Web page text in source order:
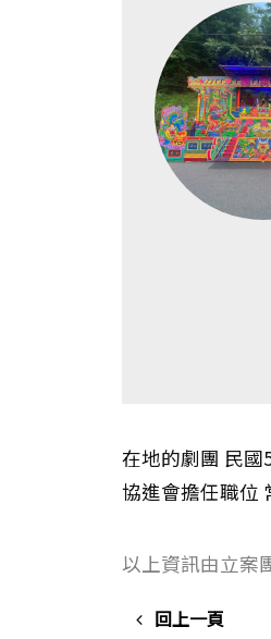
在地的劇團 民
協進會擔任職位
以上資訊由立案
回上一頁